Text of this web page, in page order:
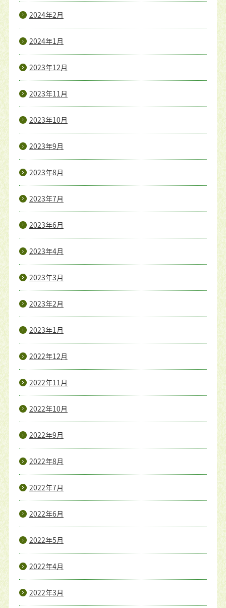
2024年2月
2024年1月
2023年12月
2023年11月
2023年10月
2023年9月
2023年8月
2023年7月
2023年6月
2023年4月
2023年3月
2023年2月
2023年1月
2022年12月
2022年11月
2022年10月
2022年9月
2022年8月
2022年7月
2022年6月
2022年5月
2022年4月
2022年3月